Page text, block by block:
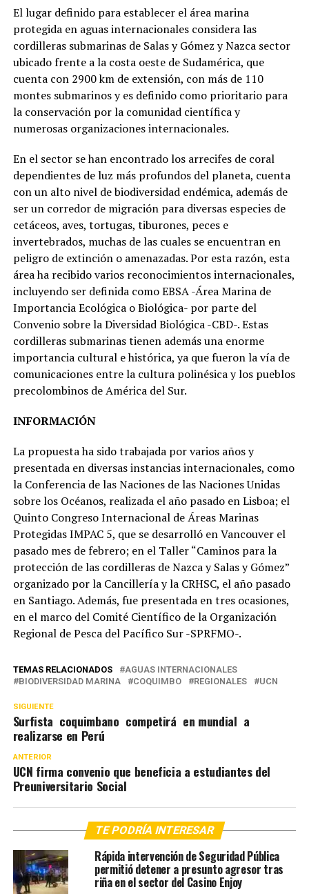
El lugar definido para establecer el área marina
protegida en aguas internacionales considera las
cordilleras submarinas de Salas y Gómez y Nazca sector
ubicado frente a la costa oeste de Sudamérica, que
cuenta con 2900 km de extensión, con más de 110
montes submarinos y es definido como prioritario para
la conservación por la comunidad científica y
numerosas organizaciones internacionales.
En el sector se han encontrado los arrecifes de coral
dependientes de luz más profundos del planeta, cuenta
con un alto nivel de biodiversidad endémica, además de
ser un corredor de migración para diversas especies de
cetáceos, aves, tortugas, tiburones, peces e
invertebrados, muchas de las cuales se encuentran en
peligro de extinción o amenazadas. Por esta razón, esta
área ha recibido varios reconocimientos internacionales,
incluyendo ser definida como EBSA -Área Marina de
Importancia Ecológica o Biológica- por parte del
Convenio sobre la Diversidad Biológica -CBD-. Estas
cordilleras submarinas tienen además una enorme
importancia cultural e histórica, ya que fueron la vía de
comunicaciones entre la cultura polinésica y los pueblos
precolombinos de América del Sur.
INFORMACIÓN
La propuesta ha sido trabajada por varios años y
presentada en diversas instancias internacionales, como
la Conferencia de las Naciones de las Naciones Unidas
sobre los Océanos, realizada el año pasado en Lisboa; el
Quinto Congreso Internacional de Áreas Marinas
Protegidas IMPAC 5, que se desarrolló en Vancouver el
pasado mes de febrero; en el Taller “Caminos para la
protección de las cordilleras de Nazca y Salas y Gómez”
organizado por la Cancillería y la CRHSC, el año pasado
en Santiago. Además, fue presentada en tres ocasiones,
en el marco del Comité Científico de la Organización
Regional de Pesca del Pacífico Sur -SPRFMO-.
TEMAS RELACIONADOS
AGUAS INTERNACIONALES
BIODIVERSIDAD MARINA
COQUIMBO REGIONALES UCN
SIGUIENTE
Surfista coquimbano competirá en mundial a
realizarse en Perú
ANTERIOR
UCN firma convenio que beneficia a estudiantes del
Preuniversitario Social
TE PODRÍA INTERESAR
Rápida intervención de Seguridad Pública
permitió detener a presunto agresor tras
riña en el sector del Casino Enjoy